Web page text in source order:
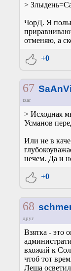
>
ЧорД. Я
отменяю, а
+0
67 SaAnVi
tzar
> Исходная
Усманов
Или не в
нечем. Да и
+0
68
друг
Взятка - это
вхожий к
чтоб тот
Леша